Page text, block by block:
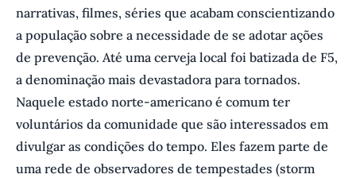
narrativas, filmes, séries que acabam conscientizando
a população sobre a necessidade de se adotar ações
de prevenção. Até uma cerveja local foi batizada de F5,
a denominação mais devastadora para tornados.
Naquele estado norte-americano é comum ter
voluntários da comunidade que são interessados em
divulgar as condições do tempo. Eles fazem parte de
uma rede de observadores de tempestades (storm